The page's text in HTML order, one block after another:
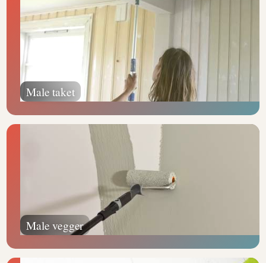
Male taket
Male vegger